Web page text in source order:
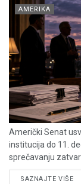
AMERIKA
Američki Senat
institucija do 11.
sprečavanju
SAZNAJTE VIŠE